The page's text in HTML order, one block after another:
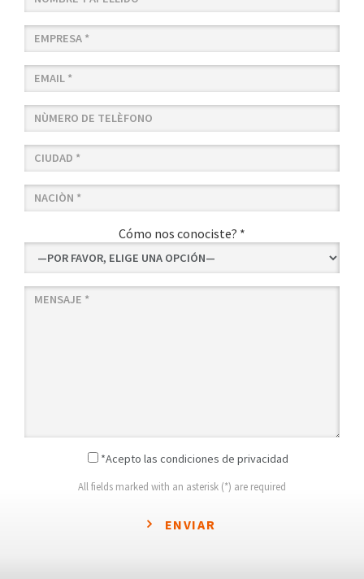
Cómo nos conociste? *
*Acepto las condiciones de privacidad
All fields marked with an asterisk (*) are required
ENVIAR